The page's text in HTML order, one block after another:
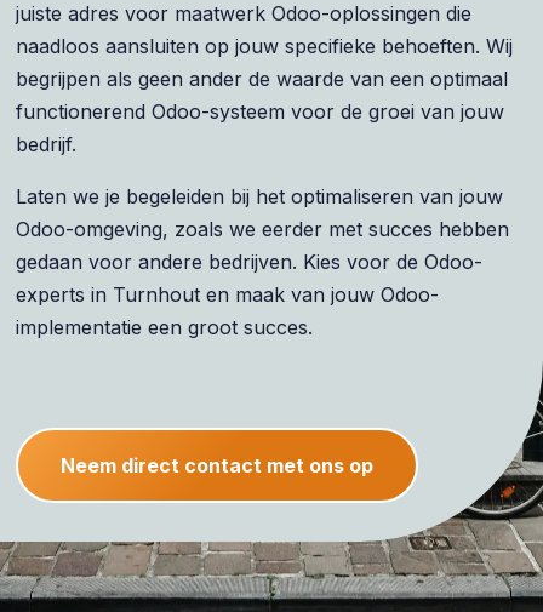
juiste adres voor maatwerk Odoo-oplossingen die
naadloos aansluiten op jouw specifieke behoeften. Wij
begrijpen als geen ander de waarde van een optimaal
functionerend Odoo-systeem voor de groei van jouw
bedrijf.
Laten we je begeleiden bij het optimaliseren van jouw
Odoo-omgeving, zoals we eerder met succes hebben
gedaan voor andere bedrijven. Kies voor de Odoo-
experts in Turnhout en maak van jouw Odoo-
implementatie een groot succes.
Neem direct contact met ons op